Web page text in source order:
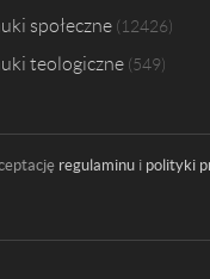
społeczne 12426
teologiczne 549
regulaminu i polityki